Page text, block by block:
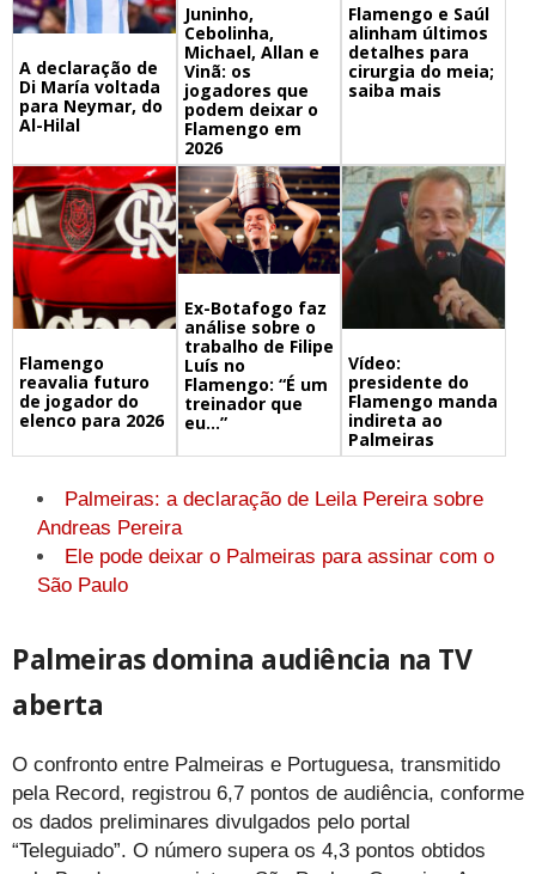
A declaração de
Di María voltada
para Neymar, do
Al-Hilal
Juninho,
Cebolinha,
Michael, Allan e
Vinã: os
jogadores que
podem deixar o
Flamengo em
2026
Flamengo e Saúl
alinham últimos
detalhes para
cirurgia do meia;
saiba mais
Flamengo
reavalia futuro
de jogador do
elenco para 2026
Ex-Botafogo faz
análise sobre o
trabalho de Filipe
Luís no
Flamengo: “É um
treinador que
eu…”
Vídeo:
presidente do
Flamengo manda
indireta ao
Palmeiras
Palmeiras: a declaração de Leila Pereira sobre
Andreas Pereira
Ele pode deixar o Palmeiras para assinar com o
São Paulo
Palmeiras domina audiência na TV
aberta
O confronto entre Palmeiras e Portuguesa, transmitido
pela Record, registrou 6,7 pontos de audiência, conforme
os dados preliminares divulgados pelo portal
“Teleguiado”. O número supera os 4,3 pontos obtidos